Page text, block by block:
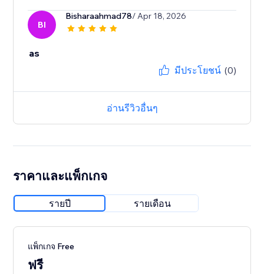
BI
Bisharaahmad78/ Apr 18, 2026
as
มีประโยชน์ (0)
อ่านรีวิวอื่นๆ
ราคาและแพ็กเกจ
รายปี รายเดือน
แพ็กเกจ Free
ฟรี